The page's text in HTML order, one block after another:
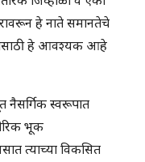
हे नाते समानतेचे
हे आवश्यक आहे
नैसर्गिक स्वरूपात
भूक
त्याच्या विकसित